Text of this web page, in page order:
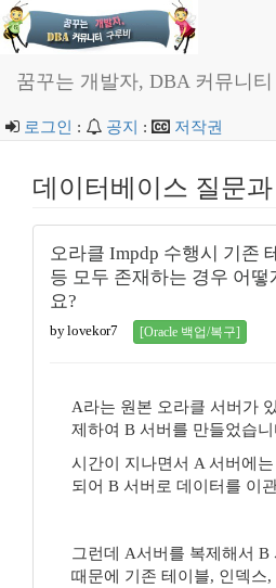
꿈꾸는 개발자, DBA 커뮤니티
로그인 : 공지 : 저작권
데이터베이스 질문과
오라클 Impdp 수행시 기존
등 모두 존재하는 경우 어
요?
by lovekor7 [Oracle 백업/복구]
A라는 원본 오라클 서버가
제하여 B 서버를 만들었습니
시간이 지나면서 A 서버에는
되어 B 서버로 데이터를 이
그런데 A서버를 복제해서 B
때문에 기존 테이블, 인덱스,